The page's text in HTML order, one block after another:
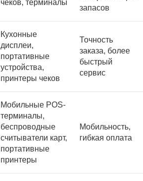
чеков, терминалы
запасов
Кухонные
дисплеи,
портативные
устройства,
принтеры чеков
Точность
заказа, более
быстрый
сервис
Мобильные POS-
терминалы,
беспроводные
считыватели карт,
портативные
принтеры
Мобильность,
гибкая оплата